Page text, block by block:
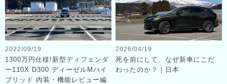
2022/09/19
1300万円仕様!新型ディフェンダ
ー110X D300 ディーゼルMハイ
ブリッド 内装・機能レビュー編
2026/04/19
死を前にして、なぜ新車にこだ
わったのか？｜日本